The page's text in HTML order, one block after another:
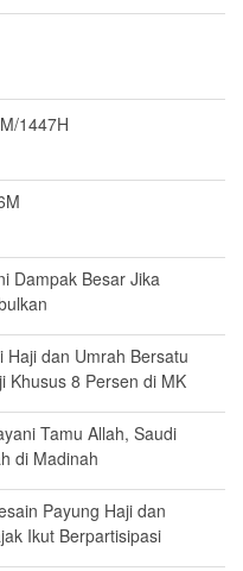
1447H
Dampak Besar Jika
Haji dan Umrah Bersatu
Khusus 8 Persen di MK
Tamu Allah, Saudi
di Madinah
Payung Haji dan
Ikut Berpartisipasi